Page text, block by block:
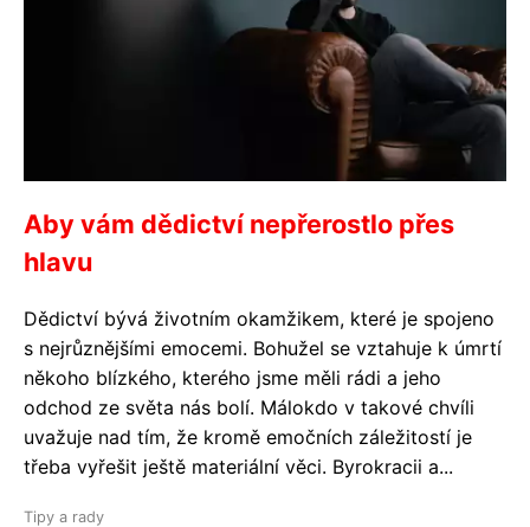
Aby vám dědictví nepřerostlo přes
hlavu
Dědictví bývá životním okamžikem, které je spojeno
s nejrůznějšími emocemi. Bohužel se vztahuje k úmrtí
někoho blízkého, kterého jsme měli rádi a jeho
odchod ze světa nás bolí. Málokdo v takové chvíli
uvažuje nad tím, že kromě emočních záležitostí je
třeba vyřešit ještě materiální věci. Byrokracii a...
Tipy a rady